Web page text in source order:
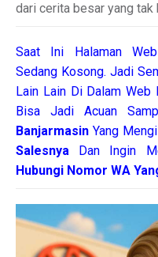
dari cerita besar yang tak
Saat Ini Halaman
Sedang Kosong. Jadi
Lain Lain Di Dalam Web
Bisa Jadi Acuan
Banjarmasin Yang
Salesnya Dan Ingin
Hubungi Nomor WA